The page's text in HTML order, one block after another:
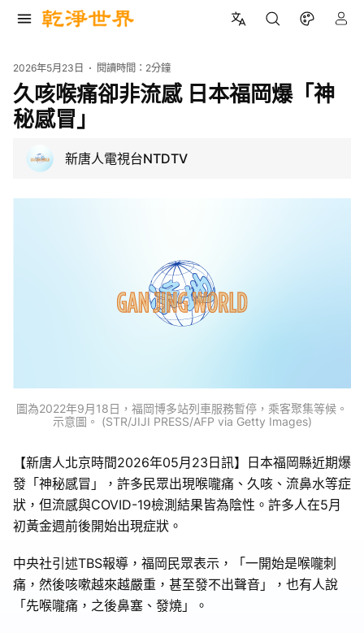
2026年5月23日 閱讀時間： 2分鐘
久咳喉痛卻非流感 日本福岡爆「神
秘感冒」
新唐人電視台NTDTV
圖為2022年9月18日，福岡博多站列車服務暫停，乘客聚集等候。
示意圖。 (STR/JIJI PRESS/AFP via Getty Images)
【新唐人北京時間2026年05月23日訊】日本福岡縣近期爆
發「神秘感冒」，許多民眾出現喉嚨痛、久咳、流鼻水等症
狀，但流感與COVID-19檢測結果皆為陰性。許多人在5月
初黃金週前後開始出現症狀。
中央社引述TBS報導，福岡民眾表示，「一開始是喉嚨刺
痛，然後咳嗽越來越嚴重，甚至發不出聲音」，也有人說
「先喉嚨痛，之後鼻塞、發燒」。